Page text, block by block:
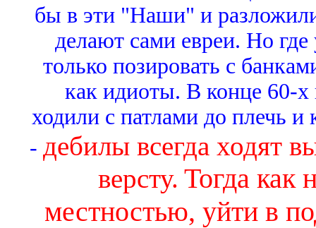
бы в эти "Наши" и
делают сами евреи. Но
только позировать с
как идиоты. В конце 60-х
ходили с патлами до плечь
- дебилы всегда ходят
версту. Тогда как
местностью, уйти в